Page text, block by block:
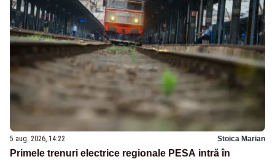
5 aug. 2026, 14:22 Stoica Marian
Primele trenuri electrice regionale PESA intră în